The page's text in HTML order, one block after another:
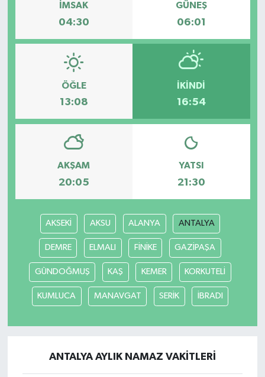
İMSAK
04:30
GÜNEŞ
06:01
ÖĞLE
13:08
İKINDI
16:54
AKŞAM
20:05
YATSI
21:30
AKSEKİ AKSU ALANYA ANTALYA
DEMRE ELMALI FİNİKE GAZİPAŞA
GÜNDOĞMUŞ KAŞ KEMER KORKUTELİ
KUMLUCA MANAVGAT SERİK İBRADI
ANTALYA AYLIK NAMAZ VAKITLERI